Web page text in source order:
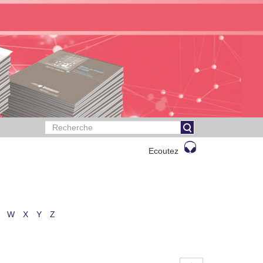
Ecoutez
W X Y Z